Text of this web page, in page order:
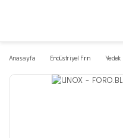
Anasayfa Endüstriyel Fırın Yedek